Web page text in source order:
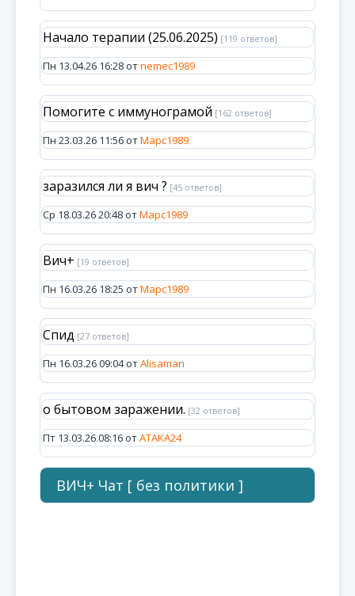
Начало терапии (25.06.2025) [119 ответов]
Пн 13.04.26 16:28 отnemec1989
Помогите с иммунограмой [162 ответов]
Пн 23.03.26 11:56 отМарс1989
заразился ли я вич ? [45 ответов]
Ср 18.03.26 20:48 отМарс1989
Вич+ [19 ответов]
Пн 16.03.26 18:25 отМарс1989
Спид [27 ответов]
Пн 16.03.26 09:04 отAlisaman
о бытовом заражении. [32 ответов]
Пт 13.03.26 08:16 отATAKA24
ВИЧ+ Чат [ без политики ]